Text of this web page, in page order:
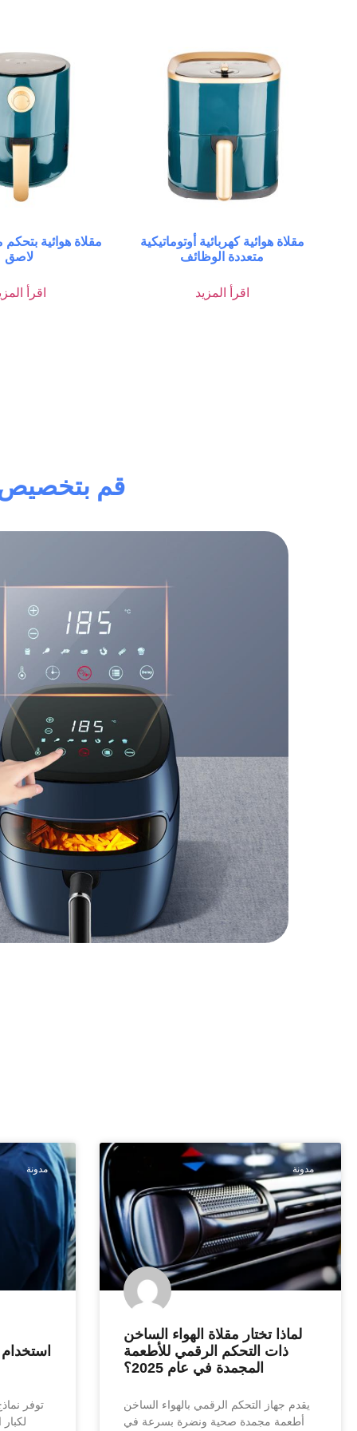
مقلاة هوائية بتحكم
لاصق
اقرأ
مقلاة هوائية كهربائية أوتوماتيكية
متعددة الوظائف
اقرأ المزيد
قم بتخصيص
مدونة
توفر
مدونة
لماذا تختار مقلاة الهواء الساخن
ذات التحكم الرقمي للأطعمة
المجمدة في عام 2025؟
يقدم جهاز التحكم الرقمي بالهواء الساخن
أطعمة مجمدة صحية ونضرة بسرعة في